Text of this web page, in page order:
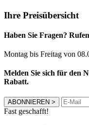
Ihre Preisübersicht
Haben Sie Fragen?
Montag bis Freitag von
Melden Sie sich für den
Rabatt.
ABONNIEREN >
Fast geschafft!